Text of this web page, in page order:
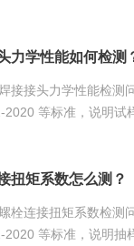
力学性能如何检测
接接头力学性能检测
2020 等标准，说明试
扭矩系数怎么测？
栓连接扭矩系数检测
2020 等标准，说明抽